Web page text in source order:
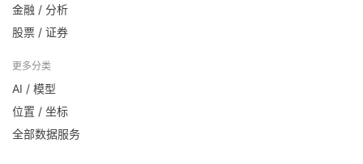
金融 / 分析
股票 / 证券
更多分类
AI / 模型
位置 / 坐标
全部数据服务